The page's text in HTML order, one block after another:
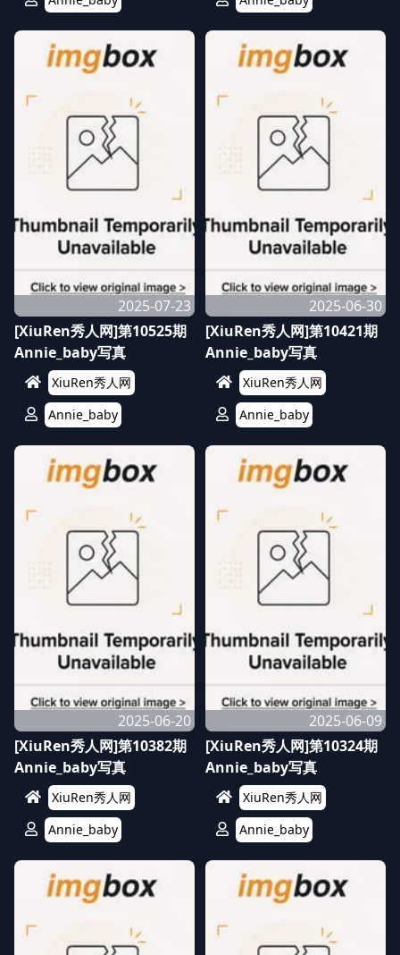
2025-07-23
[XiuRen秀人网]第10525期
Annie_baby写真
XiuRen秀人网
Annie_baby
2025-06-30
[XiuRen秀人网]第10421期
Annie_baby写真
XiuRen秀人网
Annie_baby
2025-06-20
[XiuRen秀人网]第10382期
Annie_baby写真
XiuRen秀人网
Annie_baby
2025-06-09
[XiuRen秀人网]第10324期
Annie_baby写真
XiuRen秀人网
Annie_baby